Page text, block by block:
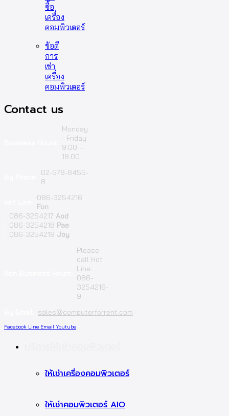
ซื้อ
เครื่อง
คอมพิวเตอร์
ข้อดี
การ
เช่า
เครื่อง
คอมพิวเตอร์
Contact us
Monday
- Friday
9.00 –
18.00
02-578-8455-
8
086-3254216
Fon
086-3254217 Aod
086-3254218 Pae
086-3254219 Joy
Please
call Hot
Line:
086-
3254216-
9
sales@computerforrent.com
Facebook Line Email Youtube
ให้เช่าเครื่องคอมพิวเตอร์
ให้เช่าคอมพิวเตอร์ AIO